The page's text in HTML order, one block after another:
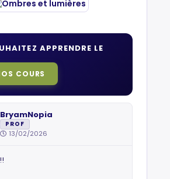
APPRENDRE LE
COURS
BryamNopia
PROF
13/02/2026